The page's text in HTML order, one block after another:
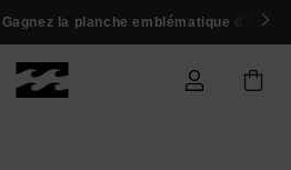
Gagnez la planche emblématique d'Andy